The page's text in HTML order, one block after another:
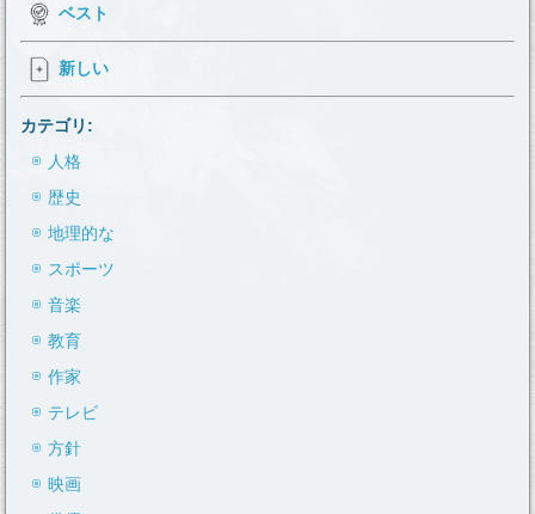
ベスト
新しい
カテゴリ:
人格
歴史
地理的な
スポーツ
音楽
教育
作家
テレビ
方針
映画